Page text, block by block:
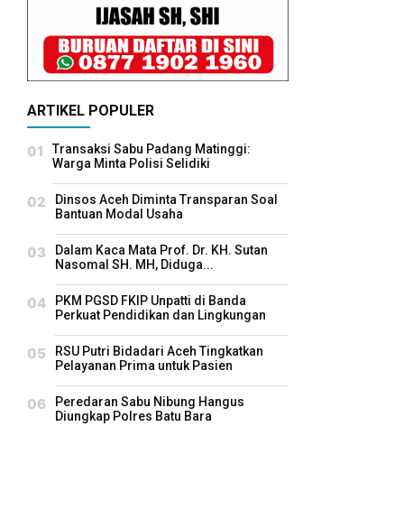
ARTIKEL POPULER
Transaksi Sabu Padang Matinggi:
Warga Minta Polisi Selidiki
Dinsos Aceh Diminta Transparan Soal
Bantuan Modal Usaha
Dalam Kaca Mata Prof. Dr. KH. Sutan
Nasomal SH. MH, Diduga...
PKM PGSD FKIP Unpatti di Banda
Perkuat Pendidikan dan Lingkungan
RSU Putri Bidadari Aceh Tingkatkan
Pelayanan Prima untuk Pasien
Peredaran Sabu Nibung Hangus
Diungkap Polres Batu Bara